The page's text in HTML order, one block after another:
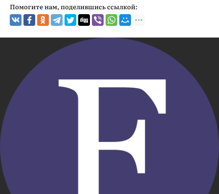
Помогите нам, поделившись ссылкой: